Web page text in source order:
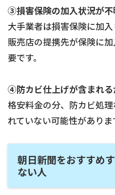
③損害保険の加入状況が不
大手業者は損害保険に加
販売店の提携先が保険に
要です。
④防カビ仕上げが含まれる
格安料金の分、防カビ処
れていない可能性がありま
朝日新聞をおすすめ
ない人